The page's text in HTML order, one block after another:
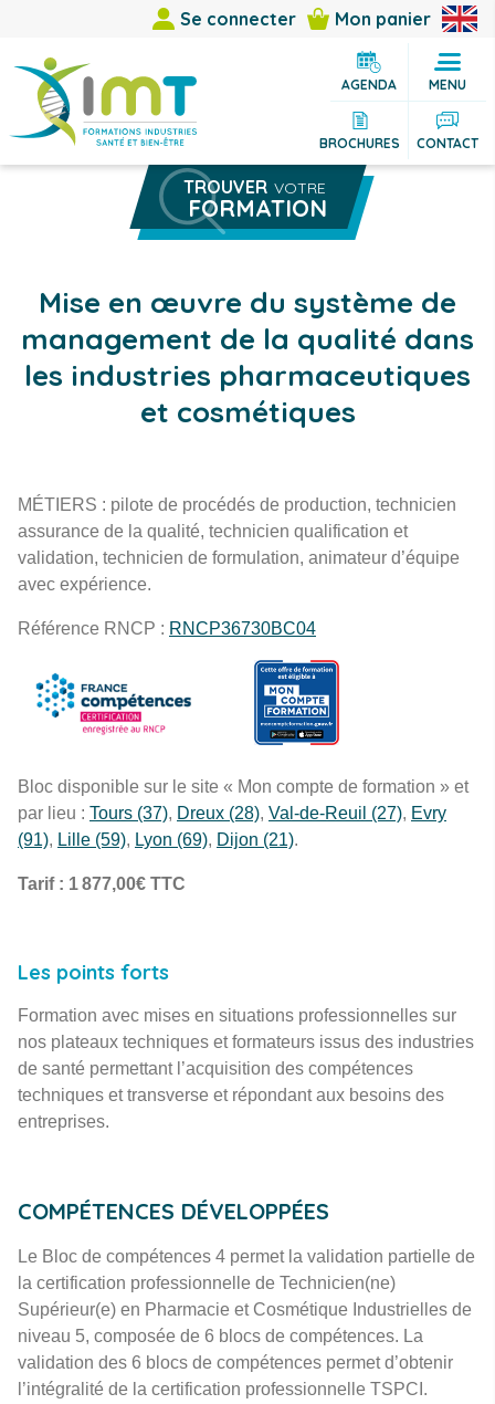
Se connecter Mon panier
MENU
AGENDA
BROCHURES CONTACT
TROUVER VOTRE
FORMATION
Rechercher une formation
Vous cherchez
Thème
RECHERCHE
Mise en œuvre du système de
management de la qualité dans
les industries pharmaceutiques
et cosmétiques
MÉTIERS : pilote de procédés de production, technicien
assurance de la qualité, technicien qualification et
validation, technicien de formulation, animateur d’équipe
avec expérience.
Référence RNCP : RNCP36730BC04
Bloc disponible sur le site « Mon compte de formation » et
par lieu : Tours (37), Dreux (28), Val-de-Reuil (27), Evry
(91), Lille (59), Lyon (69), Dijon (21).
Tarif : 1 877,00€ TTC
Les points forts
Formation avec mises en situations professionnelles sur
nos plateaux techniques et formateurs issus des industries
de santé permettant l’acquisition des compétences
techniques et transverse et répondant aux besoins des
entreprises.
COMPÉTENCES DÉVELOPPÉES
Le Bloc de compétences 4 permet la validation partielle de
la certification professionnelle de Technicien(ne)
Supérieur(e) en Pharmacie et Cosmétique Industrielles de
niveau 5, composée de 6 blocs de compétences. La
validation des 6 blocs de compétences permet d’obtenir
l’intégralité de la certification professionnelle TSPCI.